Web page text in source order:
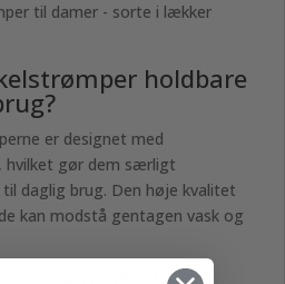
til damer - sorte i lækker
holdbare
er designet med
gør dem særligt
daglig brug. Den høje kvalitet
kan modstå gentagen vask og